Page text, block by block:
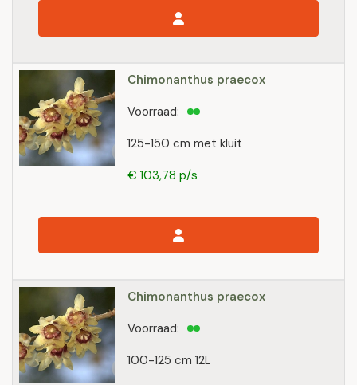
Chimonanthus praecox
125-150 cm met kluit
Voorraad:
€ 103,78 p/s
Chimonanthus praecox
100-125 cm 12L
Voorraad: